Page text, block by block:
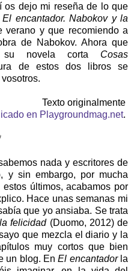
dejo mi reseña de lo que
El encantador. Nabokov y la
y que recomiendo a
de Nabokov. Ahora que
su novela corta Cosas
de estos dos libros se
Texto originalmente
en Playgroundmag.net.
nada y escritores de
y sin embargo, por mucha
últimos, acabamos por
Hace unas semanas mi
que yo ansiaba. Se trata
felicidad (Duomo, 2012) de
que mezcla el diario y la
muy cortos que bien
un blog. EnEl encantadorla